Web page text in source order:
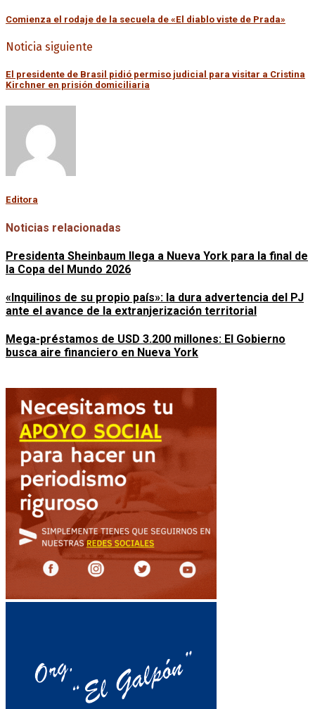
Comienza el rodaje de la secuela de «El diablo viste de Prada»
Noticia siguiente
El presidente de Brasil pidió permiso judicial para visitar a Cristina
Kirchner en prisión domiciliaria
Editora
Noticias relacionadas
Presidenta Sheinbaum llega a Nueva York para la final de
la Copa del Mundo 2026
«Inquilinos de su propio país»: la dura advertencia del PJ
ante el avance de la extranjerización territorial
Mega-préstamos de USD 3.200 millones: El Gobierno
busca aire financiero en Nueva York